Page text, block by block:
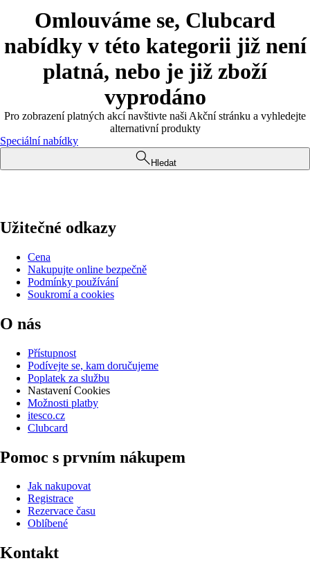
Omlouváme se, Clubcard
nabídky v této kategorii již není
platná, nebo je již zboží
vyprodáno
Pro zobrazení platných akcí navštivte naši Akční stránku a vyhledejte
alternativní produkty
Speciální nabídky
Hledat
Užitečné odkazy
Cena
Nakupujte online bezpečně
Podmínky používání
Soukromí a cookies
O nás
Přístupnost
Podívejte se, kam doručujeme
Poplatek za službu
Nastavení Cookies
Možnosti platby
itesco.cz
Clubcard
Pomoc s prvním nákupem
Jak nakupovat
Registrace
Rezervace času
Oblíbené
Kontakt